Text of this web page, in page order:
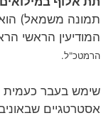
תמונה משמאל) הוא
המודיעין הראשי
הרמטכ"ל.
שימש בעבר כעמית
אסטרטגיים